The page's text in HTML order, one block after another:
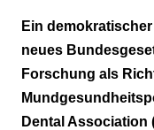
"Wir sind
der
"Jeder
Ein
neues
Forschung als
Dental Association